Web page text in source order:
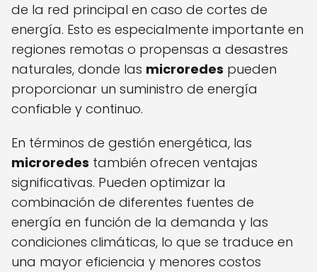
de la red principal en caso de cortes de
energía. Esto es especialmente importante en
regiones remotas o propensas a desastres
naturales, donde las microredes pueden
proporcionar un suministro de energía
confiable y continuo.
En términos de gestión energética, las
microredes también ofrecen ventajas
significativas. Pueden optimizar la
combinación de diferentes fuentes de
energía en función de la demanda y las
condiciones climáticas, lo que se traduce en
una mayor eficiencia y menores costos